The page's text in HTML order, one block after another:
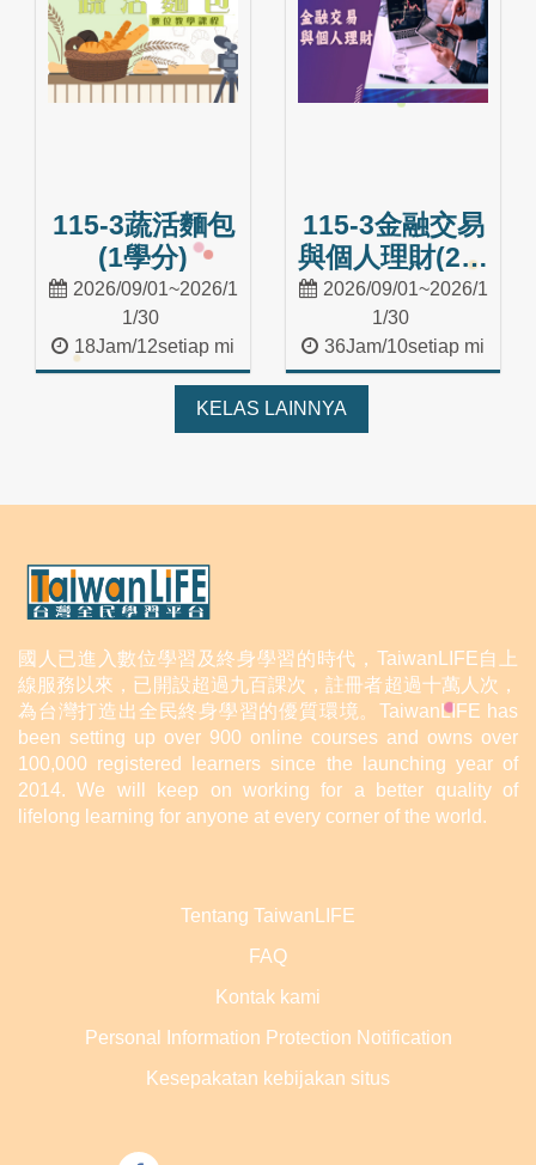
115-3蔬活麵包
(1學分)
2026/09/01~2026/1
1/30
18Jam/12setiap mi
nggu
Masuk Kelas
115-3金融交易
與個人理財(2學
分)
2026/09/01~2026/1
1/30
36Jam/10setiap mi
nggu
Masuk Kelas
KELAS LAINNYA
國人已進入數位學習及終身學習的時代，TaiwanLIFE自上
線服務以來，已開設超過九百課次，註冊者超過十萬人次，
為台灣打造出全民終身學習的優質環境。TaiwanLIFE has
been setting up over 900 online courses and owns over
100,000 registered learners since the launching year of
2014. We will keep on working for a better quality of
lifelong learning for anyone at every corner of the world.
Tentang TaiwanLIFE
FAQ
Kontak kami
Personal Information Protection Notification
Kesepakatan kebijakan situs